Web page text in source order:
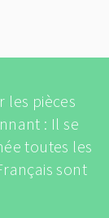
les pièces
: Il se
toutes les
sont